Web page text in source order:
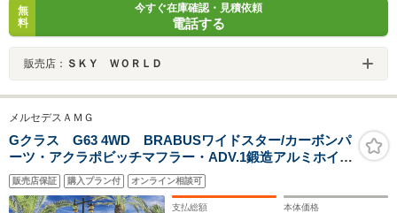
無
料
今すぐ在庫確認・見積依頼
電話する
販売店： ＳＫＹ ＷＯＲＬＤ
メルセデスＡＭＧ
Gクラス G63 4WD BRABUSワイドスター/カーボンパ
ーツ・アクラポビッチマフラー・ADV.1鍛造アルミホイー
ル・電動ステップ・AMGレザーエクスクルーシブパッケ
ージ・オプションボディ色Designoダイヤモンドホワイト
販売店保証 購入プラン付 オンライン相談可
支払総額 本体価格